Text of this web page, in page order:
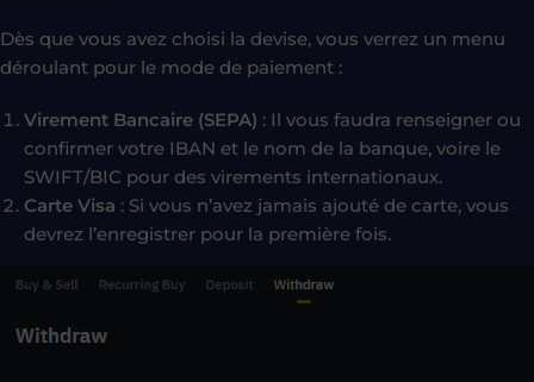
Dès que vous avez choisi la devise, vous verrez un menu
déroulant pour le mode de paiement :
Virement Bancaire (SEPA) : Il vous faudra renseigner ou
confirmer votre IBAN et le nom de la banque, voire le
SWIFT/BIC pour des virements internationaux.
Carte Visa : Si vous n’avez jamais ajouté de carte, vous
devrez l’enregistrer pour la première fois.